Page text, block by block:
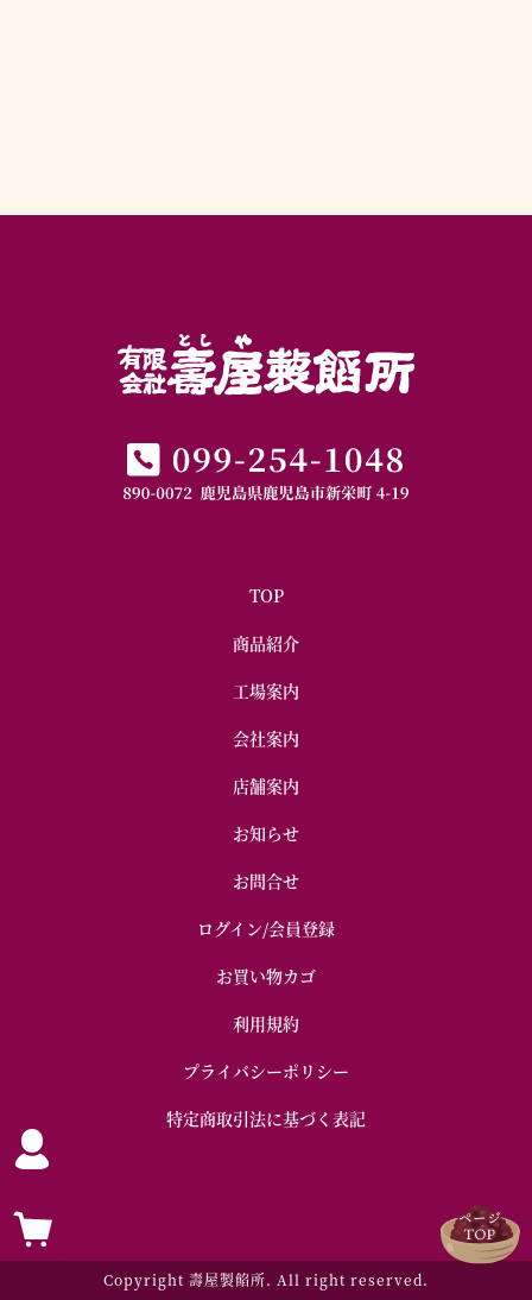
TOP
商品紹介
工場案内
会社案内
店舗案内
お知らせ
お問合せ
ログイン/会員登録
お買い物カゴ
利用規約
プライバシーポリシー
特定商取引法に基づく表記
Copyright 壽屋製餡所. All right reserved.